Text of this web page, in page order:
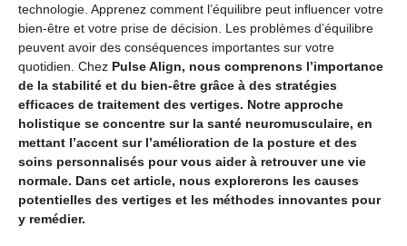
technologie. Apprenez comment l’équilibre peut influencer votre
bien-être et votre prise de décision. Les problèmes d’équilibre
peuvent avoir des conséquences importantes sur votre
quotidien. Chez Pulse Align, nous comprenons l’importance
de la stabilité et du bien-être grâce à des stratégies
efficaces de traitement des vertiges. Notre approche
holistique se concentre sur la santé neuromusculaire, en
mettant l’accent sur l’amélioration de la posture et des
soins personnalisés pour vous aider à retrouver une vie
normale. Dans cet article, nous explorerons les causes
potentielles des vertiges et les méthodes innovantes pour
y remédier.